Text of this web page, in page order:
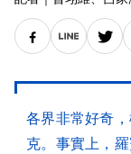
各界非常好奇
克。事實上，